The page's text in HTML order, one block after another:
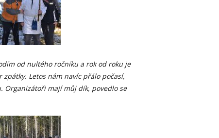
od nultého ročníku a rok od roku je
Letos nám navíc přálo počasí,
Organizátoři mají můj dík, povedlo se